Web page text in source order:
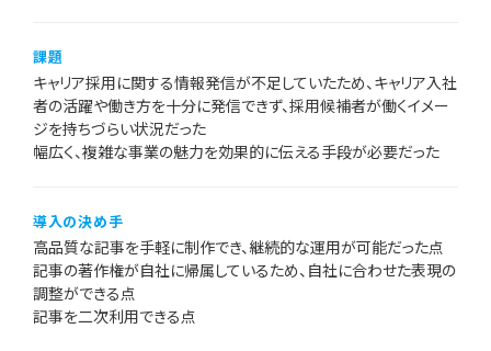
課題
キャリア採用に関する情報発信が不足していたため、キャリア入社
者の活躍や働き方を十分に発信できず、採用候補者が働くイメー
ジを持ちづらい状況だった
幅広く、複雑な事業の魅力を効果的に伝える手段が必要だった
導入の決め手
高品質な記事を手軽に制作でき、継続的な運用が可能だった点
記事の著作権が自社に帰属しているため、自社に合わせた表現の
調整ができる点
記事を二次利用できる点